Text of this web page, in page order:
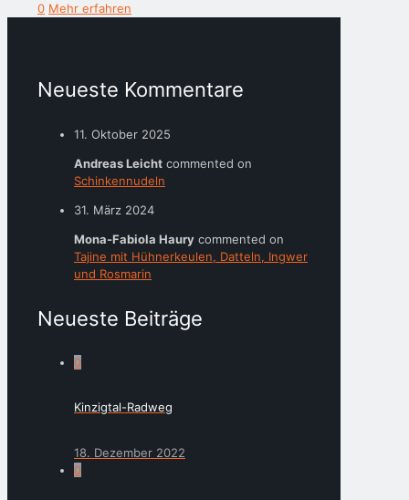
0 Mehr erfahren
Neueste Kommentare
11. Oktober 2025
Andreas Leicht commented on
Schinkennudeln
31. März 2024
Mona-Fabiola Haury commented on
Tajine mit Hühnerkeulen, Datteln, Ingwer
und Rosmarin
Neueste Beiträge
0
Kinzigtal-Radweg
18. Dezember 2022
0